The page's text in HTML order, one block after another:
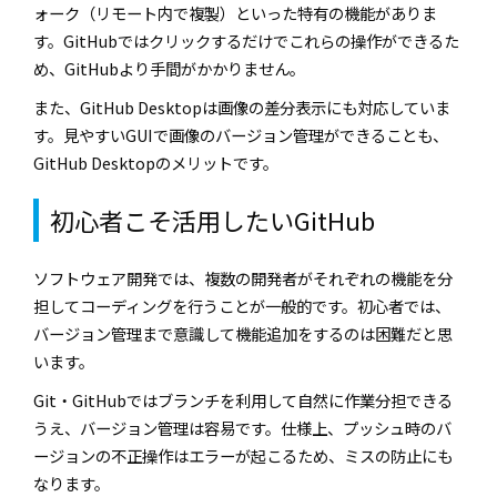
ォーク（リモート内で複製）といった特有の機能がありま
す。 GitHubではクリックするだけでこれらの操作ができるた
め、 GitHubより手間がかかりません。
また、 GitHub Desktopは画像の差分表示にも対応していま
す。見やすいGUIで画像のバージョン管理ができることも、
GitHub Desktopのメリットです。
初心者こそ活用したいGitHub
ソフトウェア開発では、複数の開発者がそれぞれの機能を分
担してコーディングを行うことが一般的です。初心者では、
バージョン管理まで意識して機能追加をするのは困難だと思
います。
Git ・ GitHubではブランチを利用して自然に作業分担できる
うえ、バージョン管理は容易です。仕様上、プッシュ時のバ
ージョンの不正操作はエラーが起こるため、ミスの防止にも
なります。